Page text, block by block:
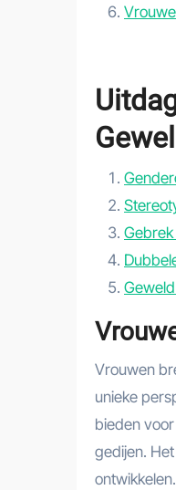
Vrouwen
unieke
bieden
gedijen.
ontwikkelen.